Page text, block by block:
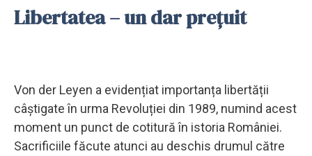
Libertatea – un dar prețuit
Von der Leyen a evidențiat importanța libertății
câștigate în urma Revoluției din 1989, numind acest
moment un punct de cotitură în istoria României.
Sacrificiile făcute atunci au deschis drumul către